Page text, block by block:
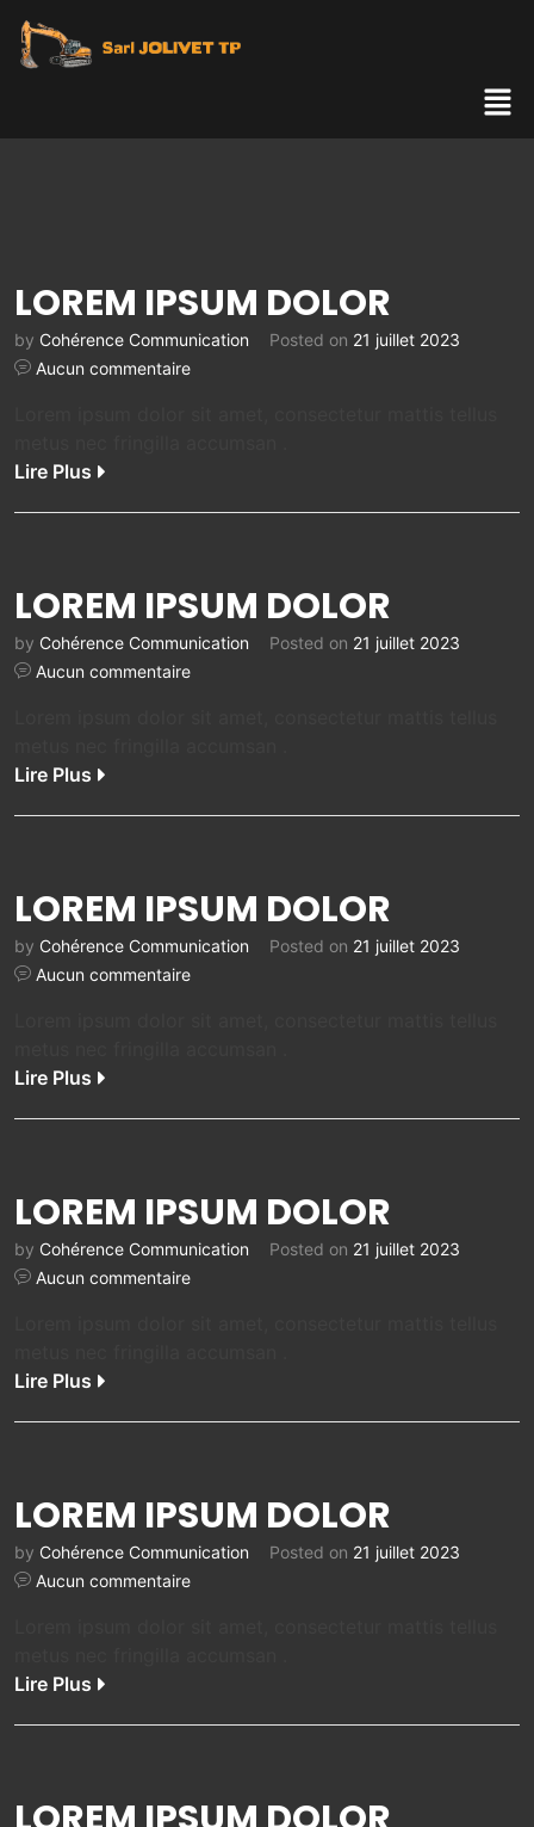
LOREM IPSUM DOLOR
by Cohérence Communication Posted on 21 juillet 2023
Aucun commentaire
Lire Plus
LOREM IPSUM DOLOR
by Cohérence Communication Posted on 21 juillet 2023
Aucun commentaire
Lire Plus
LOREM IPSUM DOLOR
by Cohérence Communication Posted on 21 juillet 2023
Aucun commentaire
Lire Plus
LOREM IPSUM DOLOR
by Cohérence Communication Posted on 21 juillet 2023
Aucun commentaire
Lire Plus
LOREM IPSUM DOLOR
by Cohérence Communication Posted on 21 juillet 2023
Aucun commentaire
Lire Plus